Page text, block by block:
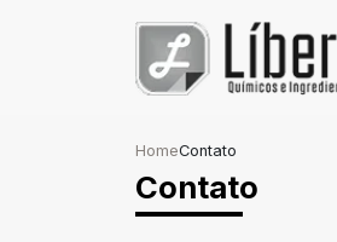
HomeContato
Contato